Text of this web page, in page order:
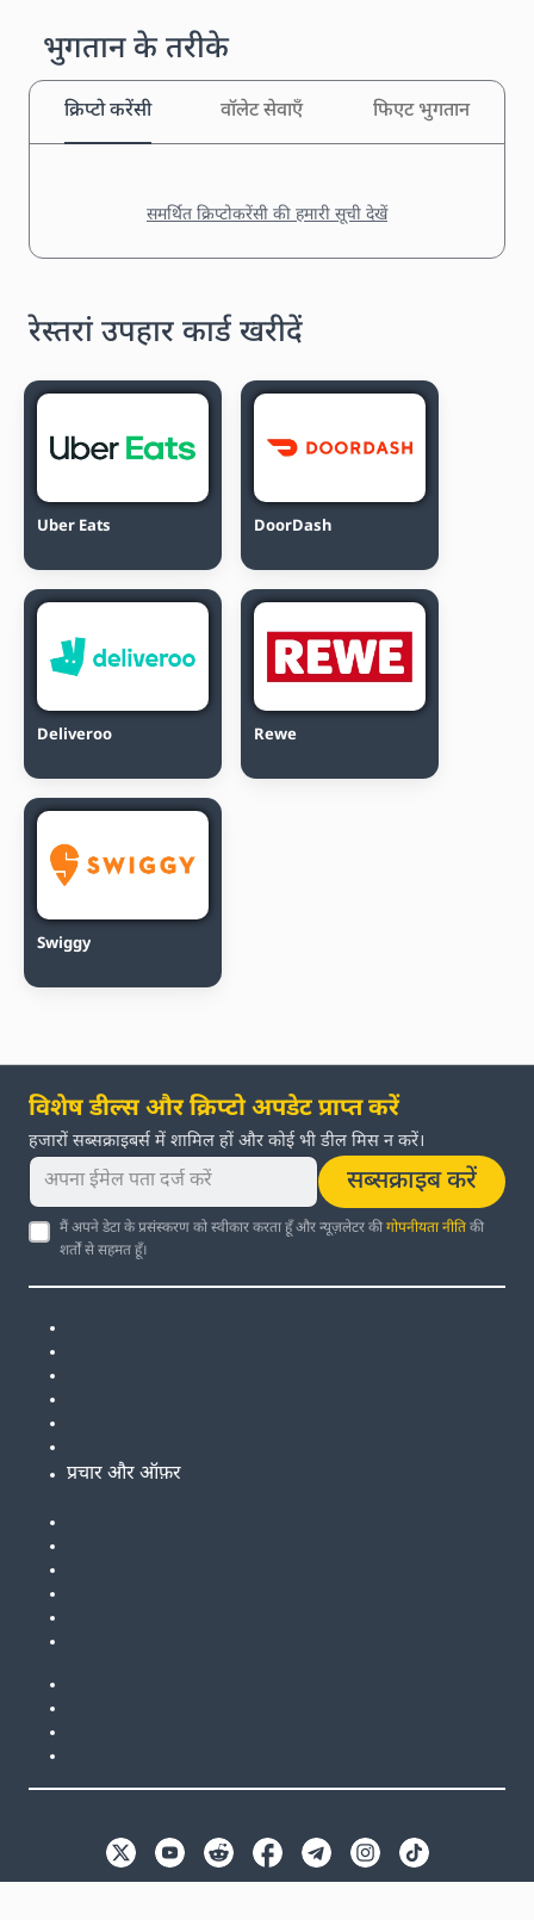
भुगतान के तरीके
क्रिप्टो करेंसी वॉलेट सेवाएँ फिएट भुगतान
समर्थित क्रिप्टोकरेंसी की हमारी सूची देखें
रेस्तरां उपहार कार्ड खरीदें
Uber Eats DoorDash
Deliveroo Rewe
Swiggy
विशेष डील्स और क्रिप्टो अपडेट प्राप्त करें
हजारों सब्सक्राइबर्स में शामिल हों और कोई भी डील मिस न करें।
सब्सक्राइब करें
मैं अपने डेटा के प्रसंस्करण को स्वीकार करता हूँ और न्यूज़लेटर कीगोपनीयता नीतिकी
शर्तों से सहमत हूँ।
प्रचार और ऑफ़र